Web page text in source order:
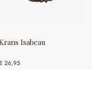
Isabeau
26,95